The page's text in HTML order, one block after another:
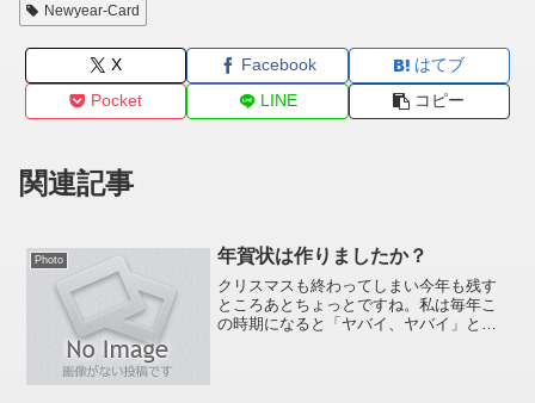
Newyear-Card
X Facebook
はてブ
Pocket
LINE コピー
関連記事
Photo 年賀状は作りましたか？
クリスマスも終わってしまい今年も残す
ところあとちょっとですね。私は毎年こ
の時期になると「ヤバイ、ヤバイ」と言